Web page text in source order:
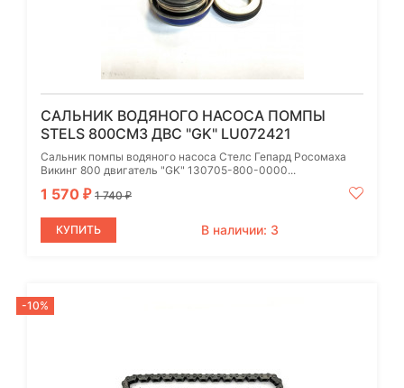
САЛЬНИК ВОДЯНОГО НАСОСА ПОМПЫ
STELS 800СМ3 ДВС "GK" LU072421
Сальник помпы водяного насоса Стелс Гепард Росомаха
Викинг 800 двигатель "GK" 130705-800-0000...
1 570 ₽ 1 740₽
КУПИТЬ В наличии: 3
-10%